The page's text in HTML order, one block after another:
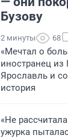
Бузову
2 минуты 68
«Мечтал о
иностранец из
Ярославль и
история
«Не
ужурка